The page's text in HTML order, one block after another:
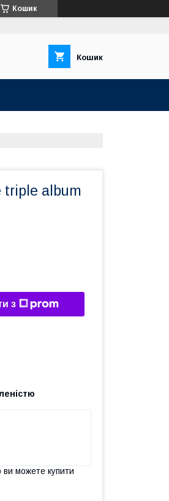
Кошик
Кошик
triple album
з
ви можете купити